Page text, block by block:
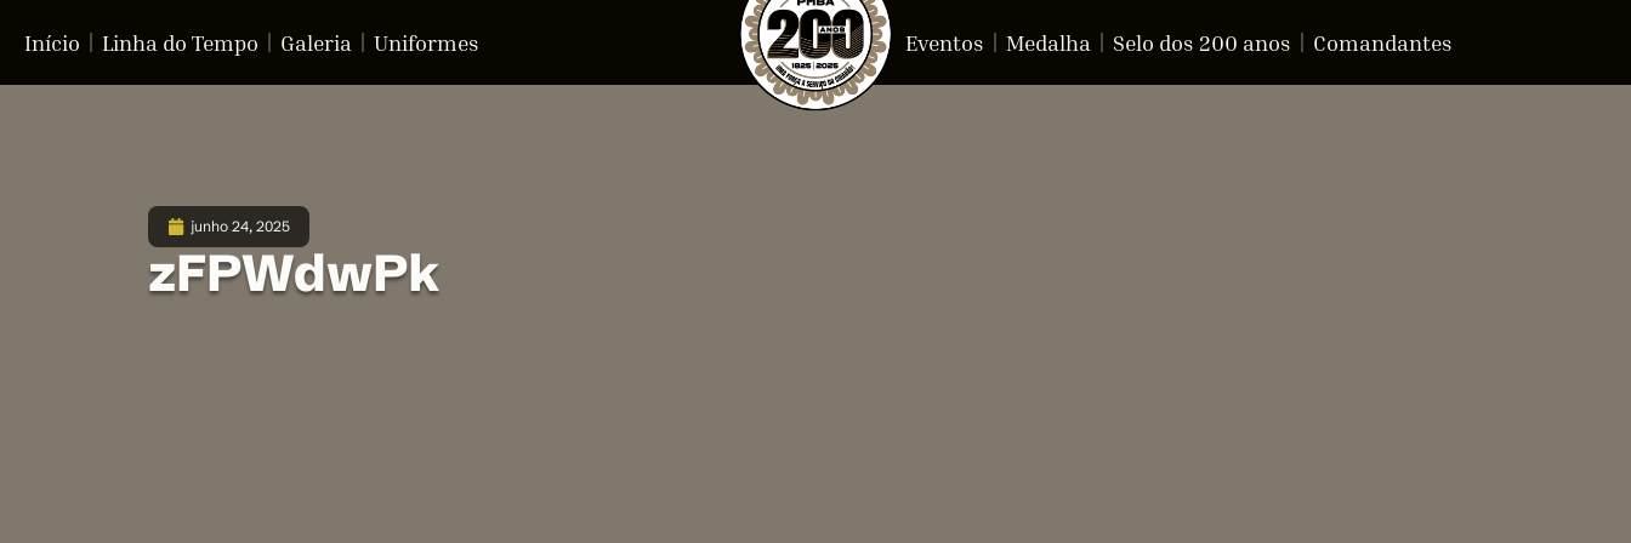
Início Linha do Tempo Galeria Uniformes Eventos Medalha Selo dos 200 anos Comandantes
junho 24, 2025
zFPWdwPk